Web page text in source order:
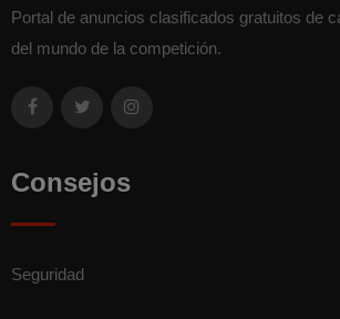
Portal de anuncios clasificados gratuitos de
del mundo de la competición.
Consejos
Seguridad